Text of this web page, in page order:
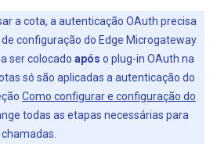
a cota, a autenticação OAuth precisa
configuração do Edge Microgateway
ser colocado após o plug-in OAuth na
só são aplicadas a autenticação do
Como configurar e configuração do
todas as etapas necessárias para